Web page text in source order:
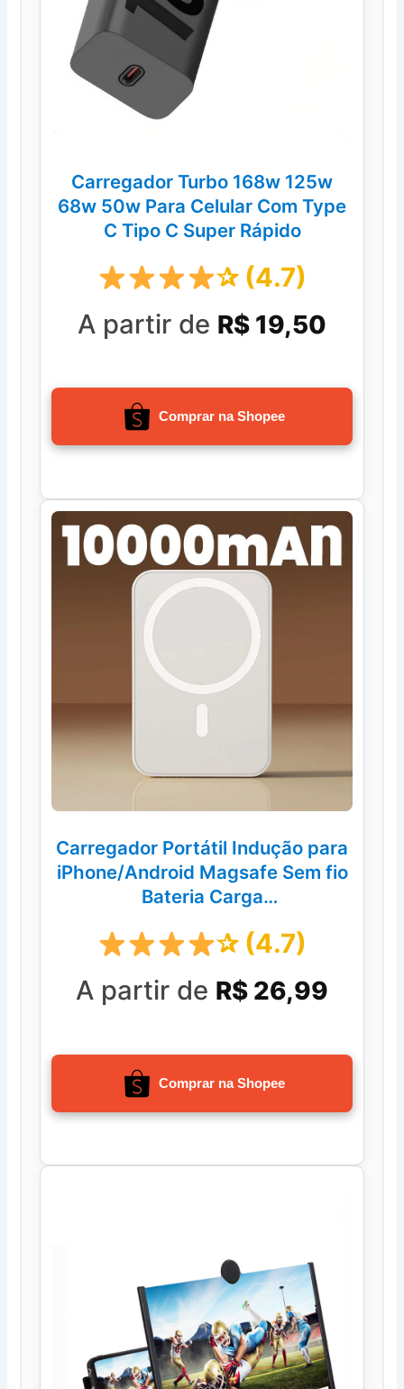
Carregador Turbo 168w 125w
68w 50w Para Celular Com Type
C Tipo C Super Rápido
✰ (4.7)
A partir de R$ 19,50
Comprar na Shopee
Carregador Portátil Indução para
iPhone/Android Magsafe Sem fio
Bateria Carga
✰ (4.7)
A partir de R$ 26,99
Comprar na Shopee